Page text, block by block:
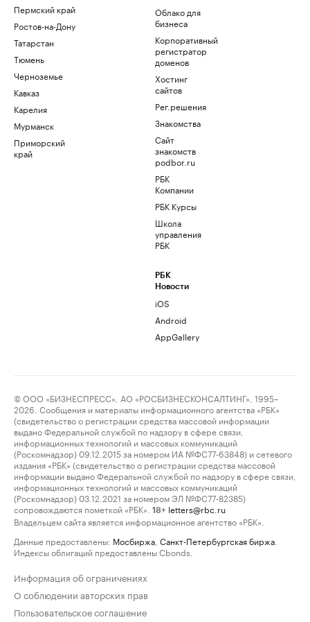
Пермский край
Ростов-на-Дону
Татарстан
Тюмень
Черноземье
Кавказ
Карелия
Мурманск
Приморский
край
Облако для
бизнеса
Корпоративный
регистратор
доменов
Хостинг
сайтов
Рег.решения
Знакомства
Сайт
знакомств
podbor.ru
РБК
Компании
РБК Курсы
Школа
управления
РБК
РБК
Новости
iOS
Android
AppGallery
© ООО «БИЗНЕСПРЕСС», АО «РОСБИЗНЕСКОНСАЛТИНГ», 1995–
2026. Сообщения и материалы информационного агентства «РБК»
(свидетельство о регистрации средства массовой информации
выдано Федеральной службой по надзору в сфере связи,
информационных технологий и массовых коммуникаций
(Роскомнадзор) 09.12.2015 за номером ИА №ФС77-63848) и сетевого
издания «РБК» (свидетельство о регистрации средства массовой
информации выдано Федеральной службой по надзору в сфере связи,
информационных технологий и массовых коммуникаций
(Роскомнадзор) 03.12.2021 за номером ЭЛ №ФС77-82385)
сопровождаются пометкой «РБК».
18+ letters@rbc.ru
Владельцем сайта является информационное агентство «РБК».
Данные предоставлены: Мосбиржа Санкт-Петербургская биржа
Индексы облигаций предоставлены Cbonds.
Информация об ограничениях
О соблюдении авторских прав
Пользовательское соглашение